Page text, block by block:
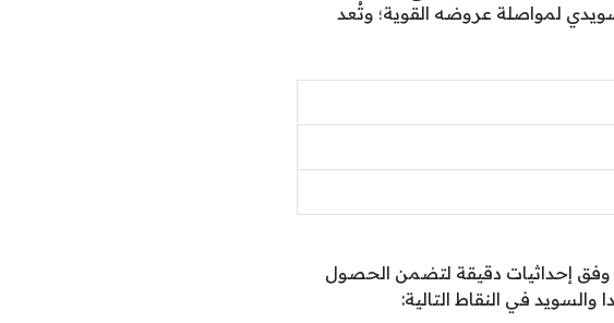
لمواصلة عروضه القوية؛ وتُعد
وفق إحداثيات دقيقة لتضمن الحصول
في النقاط التالية: